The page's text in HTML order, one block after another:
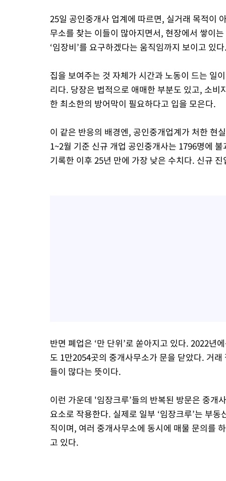
25일 공인중개사 업계에 따르면, 실거래 목적이
무소를 찾는 이들이 많아지면서, 현장에서 쌓이
‘임장비’를 요구하겠다는 움직임까지 보이고 있
집을 보여주는 것 자체가 시간과 노동이 드는 일
리다. 당장은 법적으로 애매한 부분도 있고, 소비
한 최소한의 방어막이 필요하다고 입을 모은다.
이 같은 반응의 배경엔, 공인중개업계가 처한 현
1~2월 기준 신규 개업 공인중개사는 1796명에
기록한 이후 25년 만에 가장 낮은 수치다. 신규
반면 폐업은 ‘만 단위’로 쏟아지고 있다. 2022
도 1만2054곳의 중개사무소가 문을 닫았다. 거
들이 많다는 뜻이다.
이런 가운데 '임장크루’들의 반복된 방문은 중개
요소로 작용한다. 실제로 일부 ‘임장크루’는 부
직이며, 여러 중개사무소에 동시에 매물 문의를
고 있다.